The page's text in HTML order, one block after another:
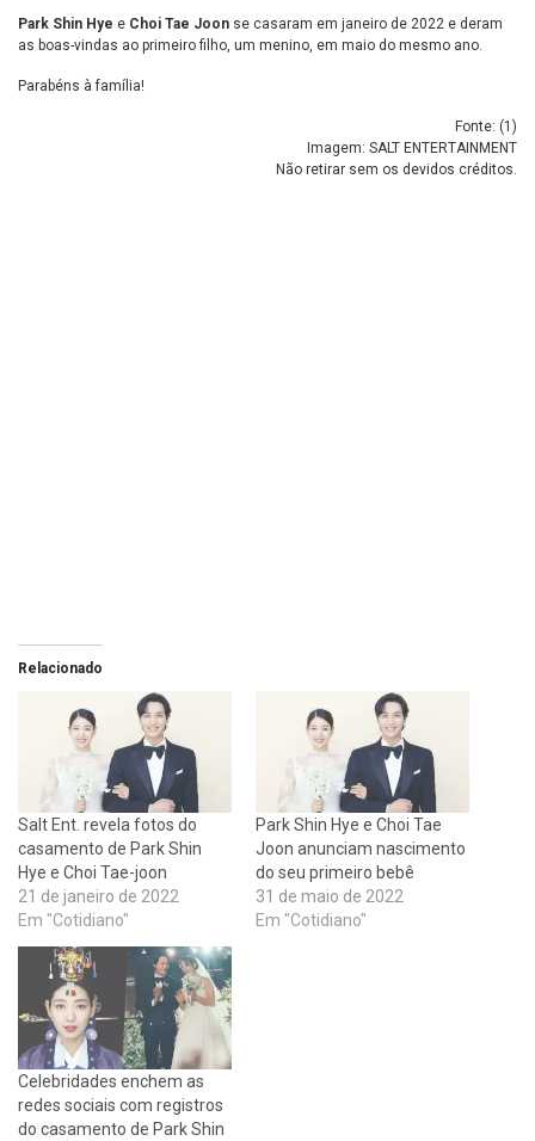
Park Shin Hye e Choi Tae Joon se casaram em janeiro de 2022 e deram
as boas-vindas ao primeiro filho, um menino, em maio do mesmo ano.
Parabéns à família!
Fonte: (1 )
Imagem: SALT ENTERTAINMENT
Não retirar sem os devidos créditos.
Relacionado
Salt Ent. revela fotos do
casamento de Park Shin
Hye e Choi Tae-joon
21 de janeiro de 2022
Em "Cotidiano"
Park Shin Hye e Choi Tae
Joon anunciam nascimento
do seu primeiro bebê
31 de maio de 2022
Em "Cotidiano"
Celebridades enchem as
redes sociais com registros
do casamento de Park Shin